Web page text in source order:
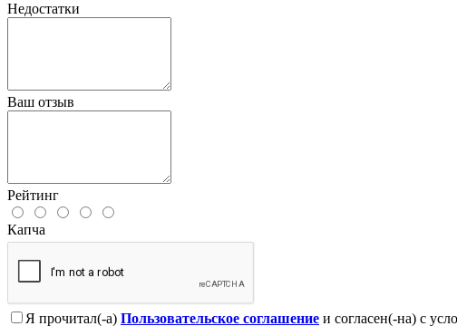
Недостатки
Ваш отзыв
Рейтинг
Капча
Я прочитал(-а) Пользовательское соглашение и согласен(-на) с